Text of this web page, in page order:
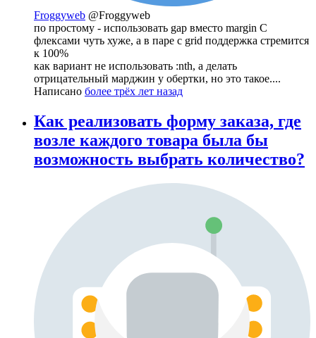
Froggyweb @Froggyweb
по простому - использовать gap вместо margin С
флексами чуть хуже, а в паре с grid поддержка стремится
к 100%
как вариант не использовать :nth, а делать
отрицательный марджин у обертки, но это такое....
Написано более трёх лет назад
Как реализовать форму заказа, где
возле каждого товара была бы
возможность выбрать количество?